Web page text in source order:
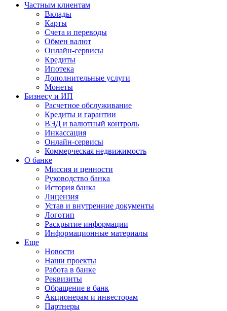
Частным клиентам
Вклады
Карты
Счета и переводы
Обмен валют
Онлайн-сервисы
Кредиты
Ипотека
Дополнительные услуги
Монеты
Бизнесу и ИП
Расчетное обслуживание
Кредиты и гарантии
ВЭД и валютный контроль
Инкассация
Онлайн-сервисы
Коммерческая недвижимость
О банке
Миссия и ценности
Руководство банка
История банка
Лицензия
Устав и внутренние документы
Логотип
Раскрытие информации
Информационные материалы
Еще
Новости
Наши проекты
Работа в банке
Реквизиты
Обращение в банк
Акционерам и инвесторам
Партнеры